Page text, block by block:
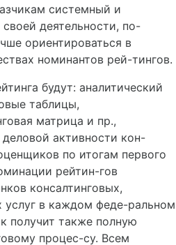
системный и
деятельности, по-
ориентироваться в
номинантов рей-тингов.
будут: аналитический
таблицы,
матрица и пр.,
активности кон-
по итогам первого
рейтин-гов
консалтинговых,
услуг в каждом феде-ральном
получит также полную
процес-су. Всем